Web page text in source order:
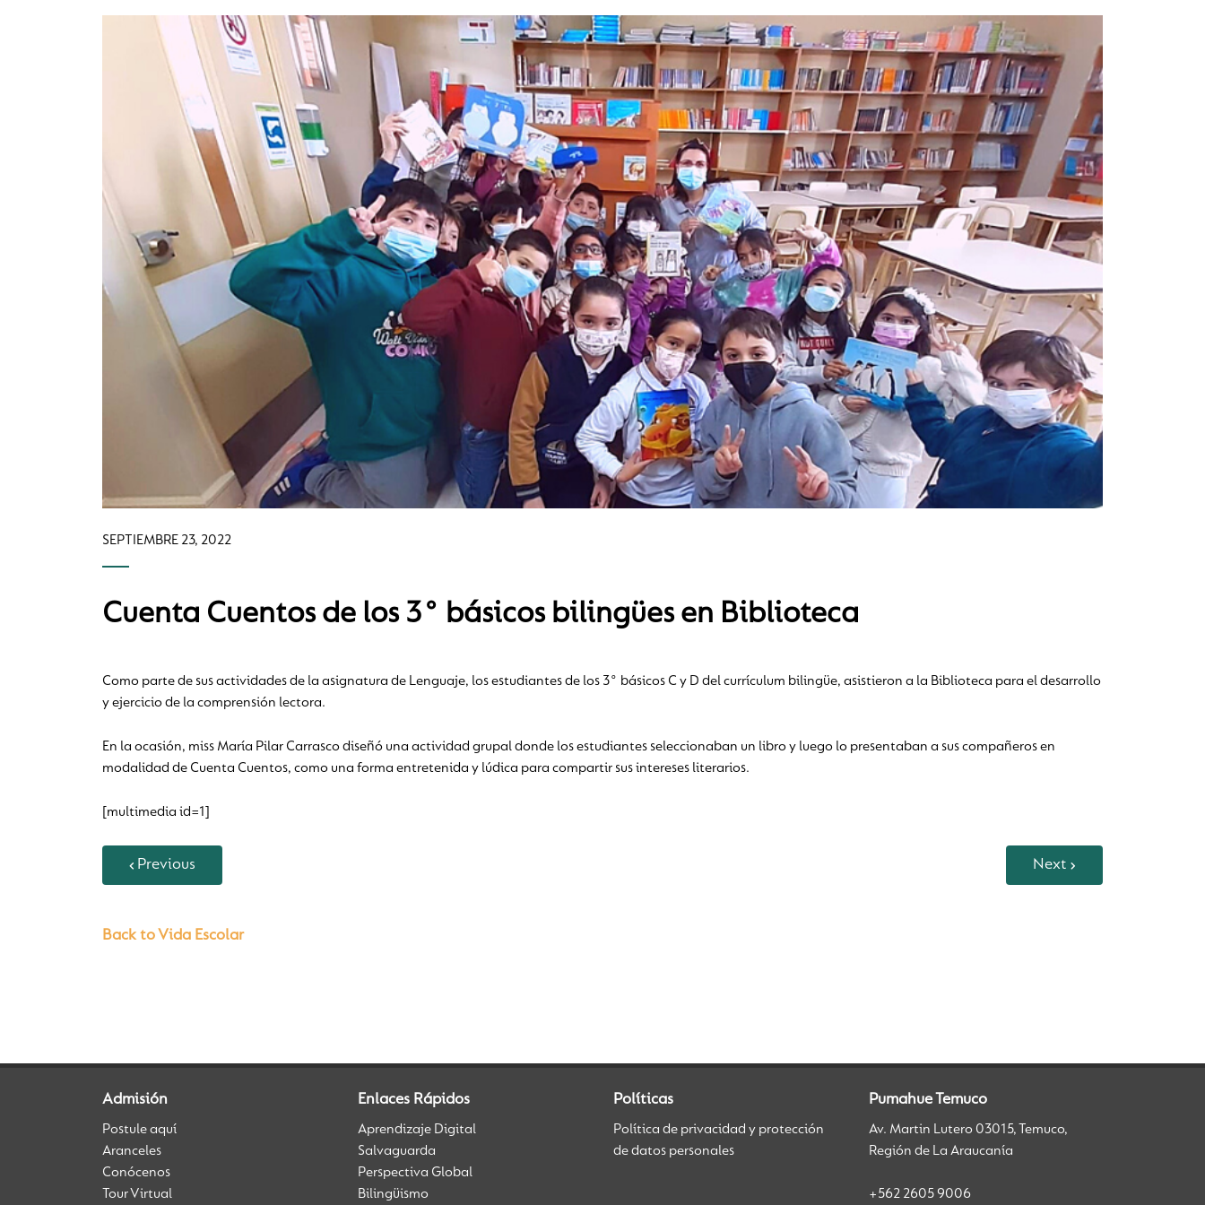
SEPTIEMBRE 23, 2022
Cuenta Cuentos de los 3° básicos bilingües en Biblioteca
Como parte de sus actividades de la asignatura de Lenguaje, los estudiantes de los 3° básicos C y D del currículum bilingüe, asistieron a la Biblioteca para el desarrollo
y ejercicio de la comprensión lectora.
En la ocasión, miss María Pilar Carrasco diseñó una actividad grupal donde los estudiantes seleccionaban un libro y luego lo presentaban a sus compañeros en
modalidad de Cuenta Cuentos, como una forma entretenida y lúdica para compartir sus intereses literarios.
[multimedia id=1]
Previous Next
Back to Vida Escolar
Admisión
Postule aquí
Aranceles
Conócenos
Tour Virtual
Enlaces Rápidos
Aprendizaje Digital
Salvaguarda
Perspectiva Global
Bilingüismo
Políticas
Política de privacidad y protección
de datos personales
Pumahue Temuco
Av. Martin Lutero 03015, Temuco,
Región de La Araucanía
+562 2605 9006